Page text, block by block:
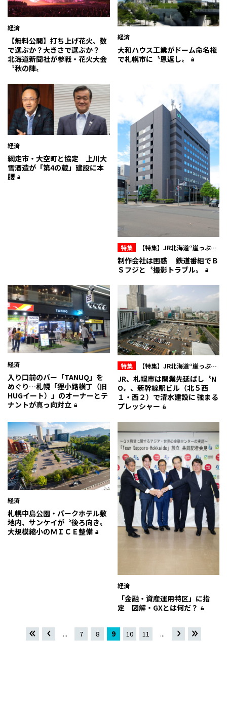
経済
【無料公開】打ち上げ花火、数
で選ぶか？大きさで選ぶか？
北海道新聞社が参戦・花火大会
〝秋の陣〟
経済
大和ハウス工業がドーム命名権
で札幌市に〝恩返し〟
経済
網走市・大空町と協定 上川大
雪酒造が「第4の蔵」建設に本
腰
特集
【特集】JR北海道“崖っぷ
ち”
制作会社は困惑 鉄道番組でＢ
Ｓフジと〝撮影トラブル〟
経済
入り口前のバー「TANUQ」を
めぐり…札幌「狸小路横丁（旧
HUGイート）」のオーナーとテ
ナントが真っ向対立
特集
【特集】JR北海道“崖っぷ
ち”
JR、札幌市は開業先延ばし〝N
O〟、新幹線駅ビル（北５西
１・西２）で清水建設に 強まる
プレッシャー
経済
札幌中島公園・パークホテル敷
地内、サンケイが〝後ろ向き〟
大規模縮小のＭＩＣＥ整備
経済
「金融・資産運用特区」に指
定 図解・GXとは何だ？
«« ... 7 8 9 10 11 ... »